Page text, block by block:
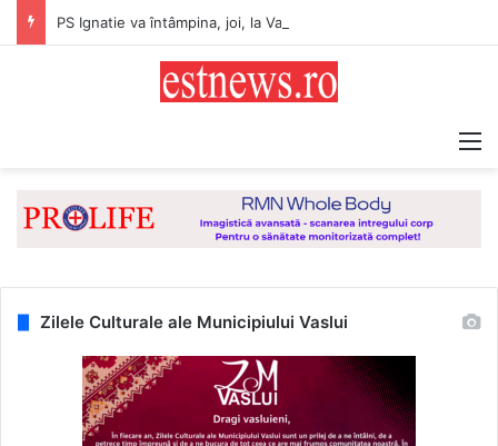
Zilele Culturale ale Municipiului Vaslui